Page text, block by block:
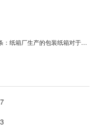
： 纸箱厂生产的包装纸箱对于原材料的介绍怎么写？